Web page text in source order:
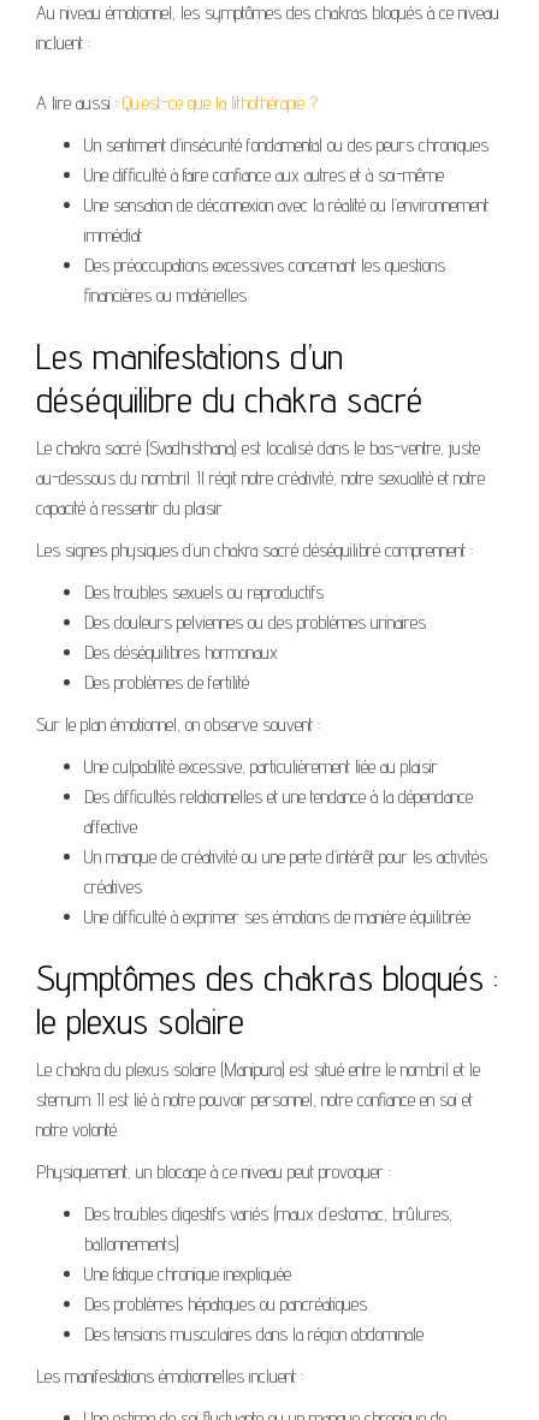
Au niveau émotionnel, les symptômes des chakras bloqués à ce niveau
incluent :
A lire aussi : Qu’est-ce que la lithothérapie ?
Un sentiment d’insécurité fondamental ou des peurs chroniques
Une difficulté à faire confiance aux autres et à soi-même
Une sensation de déconnexion avec la réalité ou l’environnement
immédiat
Des préoccupations excessives concernant les questions
financières ou matérielles
Les manifestations d’un
déséquilibre du chakra sacré
Le chakra sacré (Svadhisthana) est localisé dans le bas-ventre, juste
au-dessous du nombril. Il régit notre créativité, notre sexualité et notre
capacité à ressentir du plaisir.
Les signes physiques d’un chakra sacré déséquilibré comprennent :
Des troubles sexuels ou reproductifs
Des douleurs pelviennes ou des problèmes urinaires
Des déséquilibres hormonaux
Des problèmes de fertilité
Sur le plan émotionnel, on observe souvent :
Une culpabilité excessive, particulièrement liée au plaisir
Des difficultés relationnelles et une tendance à la dépendance
affective
Un manque de créativité ou une perte d’intérêt pour les activités
créatives
Une difficulté à exprimer ses émotions de manière équilibrée
Symptômes des chakras bloqués :
le plexus solaire
Le chakra du plexus solaire (Manipura) est situé entre le nombril et le
sternum. Il est lié à notre pouvoir personnel, notre confiance en soi et
notre volonté.
Physiquement, un blocage à ce niveau peut provoquer :
Des troubles digestifs variés (maux d’estomac, brûlures,
ballonnements)
Une fatigue chronique inexpliquée
Des problèmes hépatiques ou pancréatiques
Des tensions musculaires dans la région abdominale
Les manifestations émotionnelles incluent :